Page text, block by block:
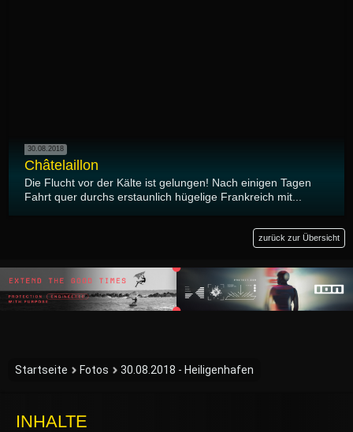
30.08.2018
Châtelaillon
Die Flucht vor der Kälte ist gelungen! Nach einigen Tagen
Fahrt quer durchs erstaunlich hügelige Frankreich mit...
zurück zur Übersicht
Startseite Fotos 30.08.2018 - Heiligenhafen
INHALTE